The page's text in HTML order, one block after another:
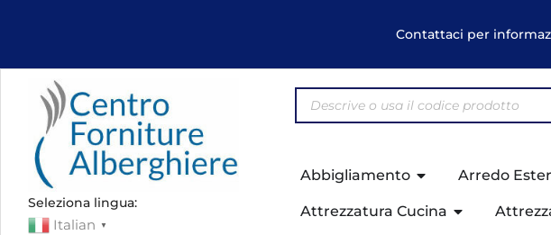
Contattaci per
Seleziona lingua:
Italian ▼
Abbigliamento Arredo
Attrezzatura Cucina